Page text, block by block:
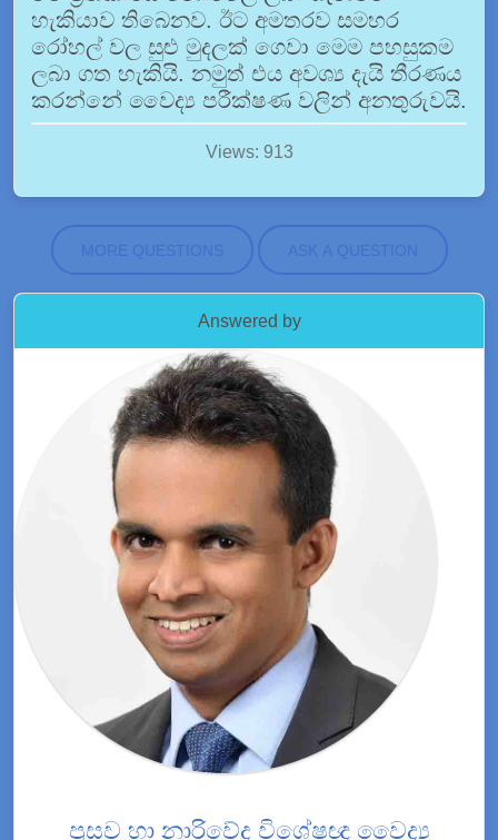
හැකියාව තිබෙනව. ඊට අමතරව සමහර
රෝහල් වල සුළු මුදලක් ගෙවා මෙම පහසුකම
ලබා ගත හැකියි. නමුත් එය අවශ්‍ය දැයි තීරණය
කරන්නේ වෛද්‍ය පරීක්ෂණ වලින් අනතුරුවයි.
Views: 913
MORE QUESTIONS ASK A QUESTION
Answered by
ප්‍රසව හා නාරිවේද විශේෂඥ වෛද්‍ය